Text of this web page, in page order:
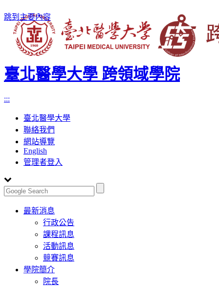
跳到主要內容
臺北醫學大學 跨領域學院
:::
臺北醫學大學
聯絡我們
網站導覽
English
管理者登入
Toggle
navigation
最新消息
行政公告
課程訊息
活動訊息
競賽訊息
學院簡介
院長